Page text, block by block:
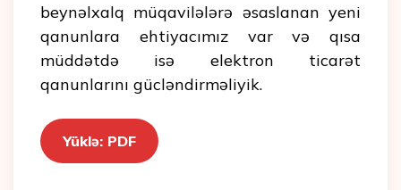
beynəlxalq müqavilələrə əsaslanan yeni
qanunlara ehtiyacımız var və qısa
müddətdə isə elektron ticarət
qanunlarını gücləndirməliyik.
Yüklə: PDF